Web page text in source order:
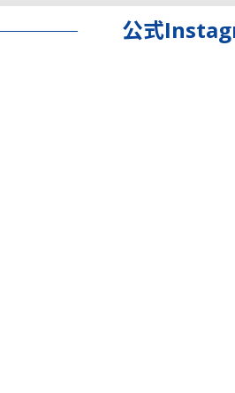
公式